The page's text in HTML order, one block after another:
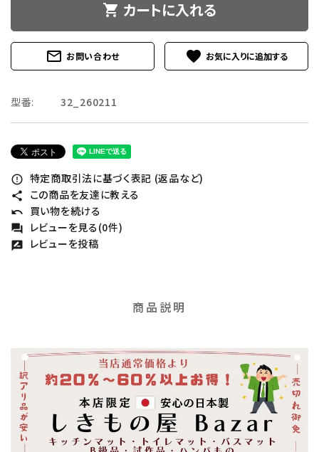
shopping_cart カートに入れる
mail_outline お問い合わせ favorite
型番: 32_260211
error_outline 特定商取引法に基づく表記 (返品など)
share この商品を友達に教える
undo 買い物を続ける
forum レビューを見る(0件)
rate_review レビューを投稿
商品説明